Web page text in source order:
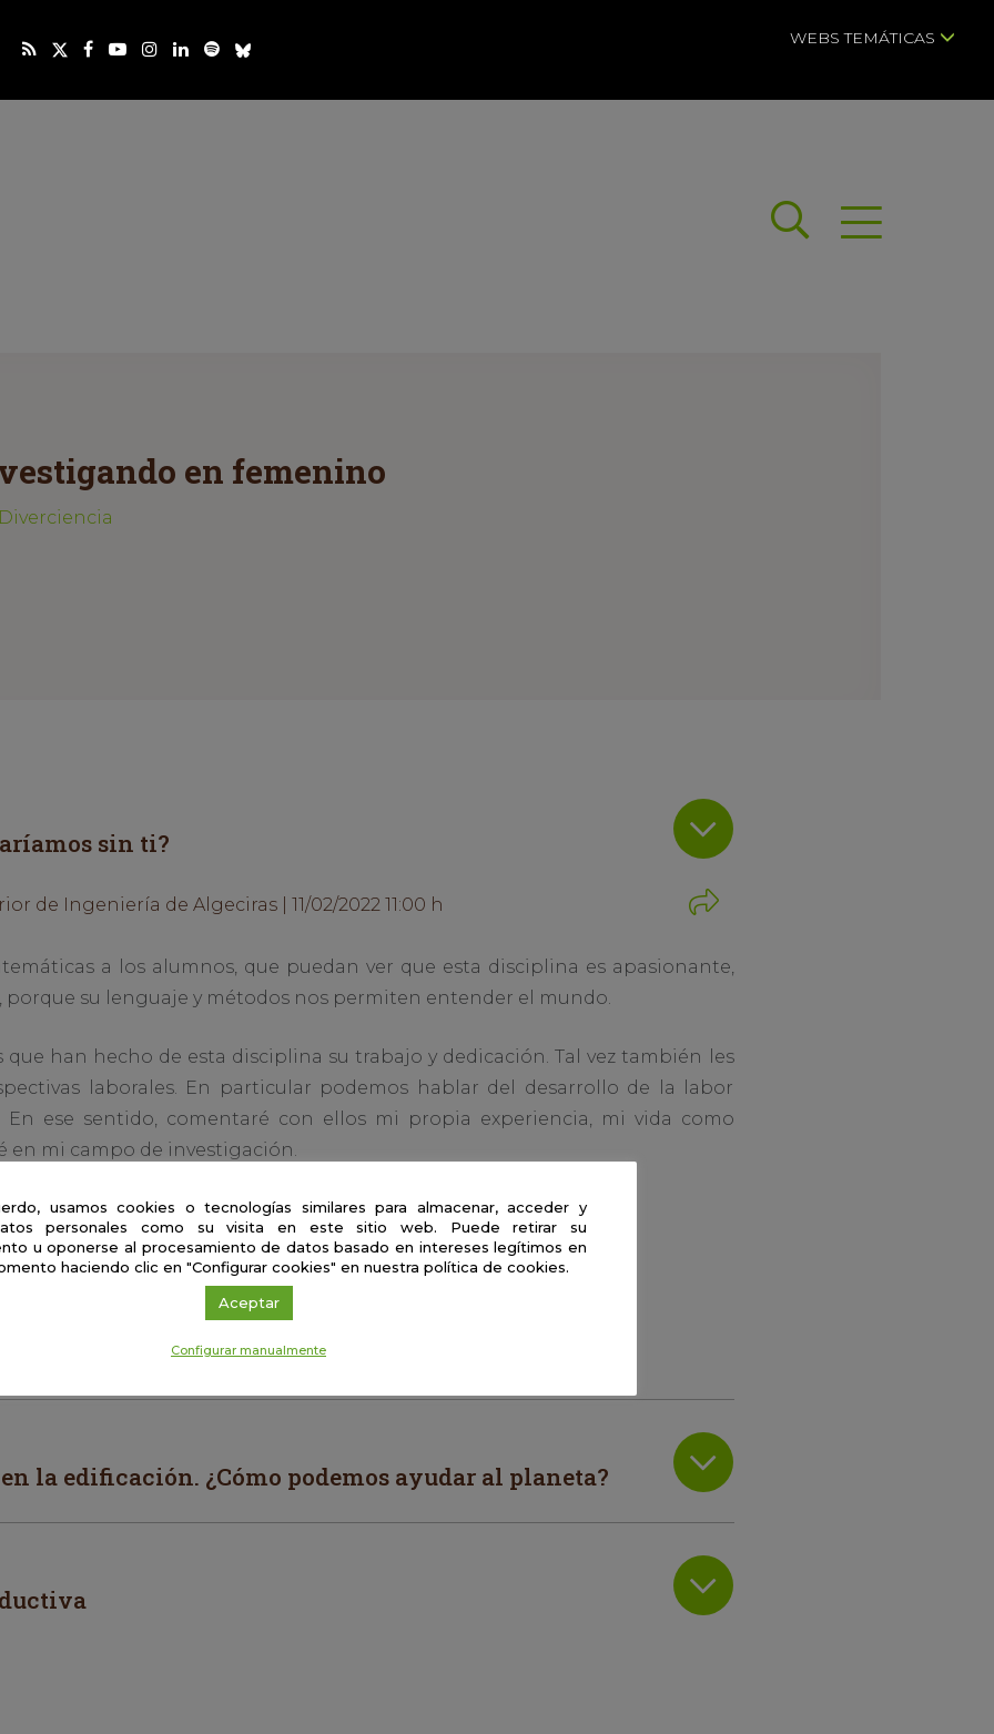
WEBS TEMÁTICAS
BuscarAbrir menú
en femenino
sin ti?
de Ingeniería de Algeciras | 11/02/2022 11:00 h
a los alumnos, que puedan ver que esta disciplina es apasionante,
porque su lenguaje y métodos nos permiten entender el mundo.
que han hecho de esta disciplina su trabajo y dedicación. Tal vez también les
laborales. En particular podemos hablar del desarrollo de la labor
En ese sentido, comentaré con ellos mi propia experiencia, mi vida como
en mi campo de investigación.
Álvarez Ruiz
la edificación. ¿Cómo podemos ayudar al planeta?
usamos cookies o tecnologías similares para almacenar, acceder y
personales como su visita en este sitio web. Puede retirar su
u oponerse al procesamiento de datos basado en intereses legítimos en
haciendo clic en "Configurar cookies" en nuestra política de cookies.
Aceptar
Configurar manualmente